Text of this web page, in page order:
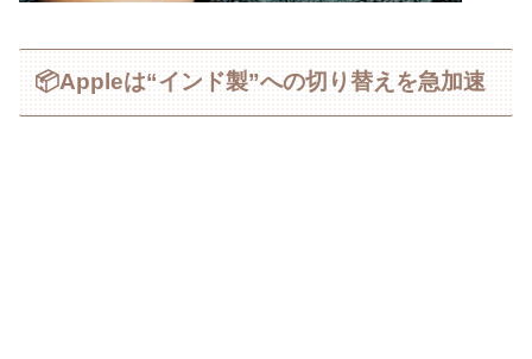
📦Appleは“インド製”への切り替えを急加速